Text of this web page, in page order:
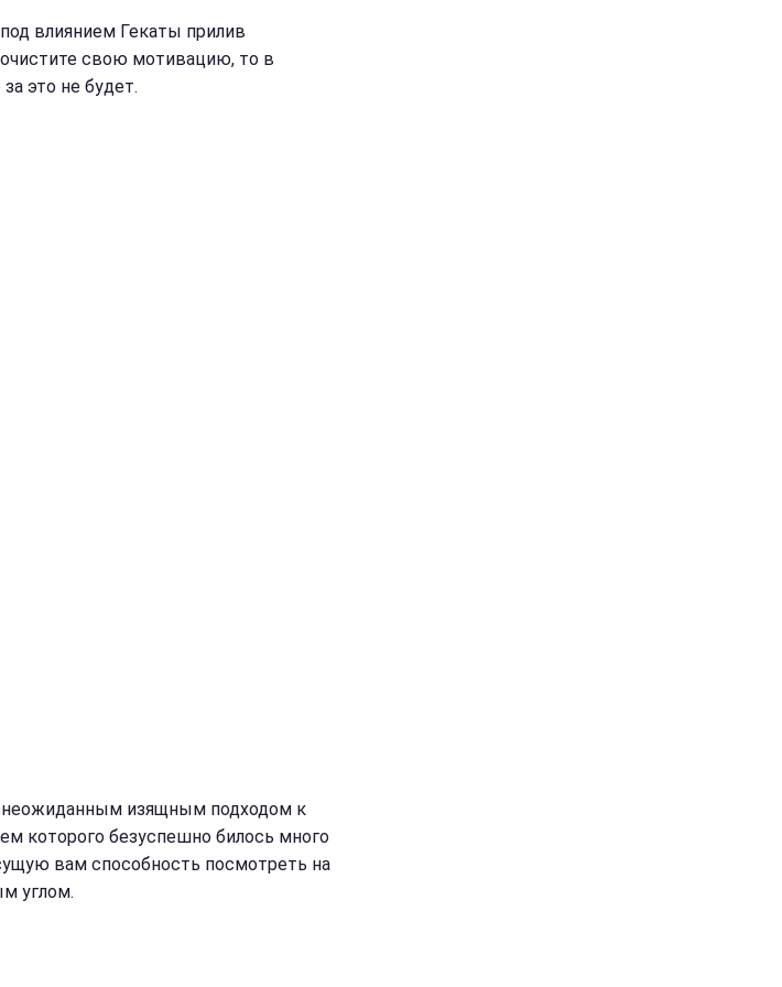
влиянием Гекаты прилив
свою мотивацию, то в
это не будет.
изящным подходом к
которого безуспешно билось много
вам способность посмотреть на
углом.